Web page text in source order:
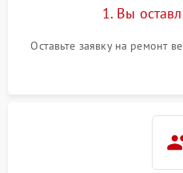
1. Вы
Оставьте заявку на ремонт